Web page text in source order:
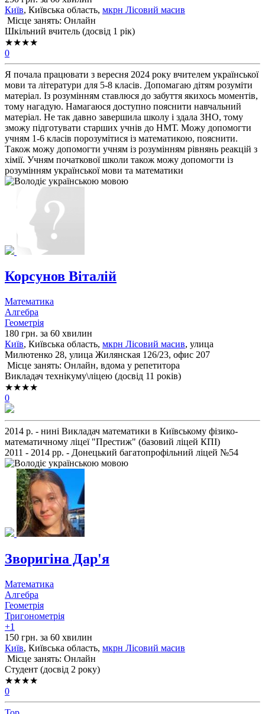
Київ, Київська область, мкрн Лісовий масив
Місце занять: Онлайн
Шкільний вчитель (досвід 1 рік)
★★★★
0
Я почала працювати з вересня 2024 року вчителем української
мови та літератури для 5-8 класів. Допомагаю дітям розуміти
матеріал. Із розумінням ставлюся до забуття якихось моментів,
тому нагадую. Намагаюся доступно пояснити навчальний
матеріал. Не так давно завершила школу і здала ЗНО, тому
зможу підготувати старших учнів до НМТ. Можу допомогти
учням 1-6 класів порозумітися із математикою, пояснити.
Також можу допомогти учням із розумінням рівнянь реакцій з
хімії. Учням початкової школи також можу допомогти із
розумінням української мови та математики
Корсунов Віталій
Математика
Алгебра
Геометрія
180 грн. за 60 хвилин
Київ, Київська область, мкрн Лісовий масив, улица
Милютенко 28, улица Жилянская 126/23, офис 207
Місце занять: Онлайн, вдома у репетитора
Викладач технікуму\ліцею (досвід 11 років)
★★★★
0
2014 р. - нині Викладач математики в Київському фізико-
математичному ліцеї "Престиж" (базовий ліцей КПІ)
2011 - 2014 рр. - Донецький багатопрофільний ліцей №54
Зворигіна Дар'я
Математика
Алгебра
Геометрія
Тригонометрія
+1
150 грн. за 60 хвилин
Київ, Київська область, мкрн Лісовий масив
Місце занять: Онлайн
Cтудент (досвід 2 року)
★★★★
0